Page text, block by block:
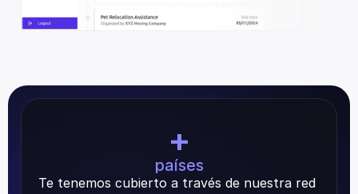
+
países
Te tenemos cubierto a través de nuestra red